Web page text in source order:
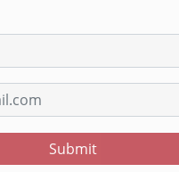
Submit